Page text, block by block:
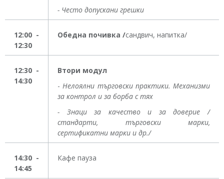
- Често допускани грешки
12:00 -
12:30
Обедна почивка /сандвич, напитка/
12:30 -
14:30
Втори модул
-Нелоялни търговски практики. Механизми
за контрол и за борба с тях
- Знаци за качество и за доверие /
стандарти, търговски марки,
сертификатни марки и др./
14:30 -
14:45
Кафе пауза